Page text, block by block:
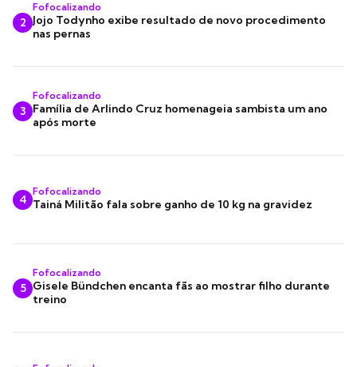
2
Fofocalizando
Jojo Todynho exibe resultado de novo procedimento
nas pernas
3
Fofocalizando
Família de Arlindo Cruz homenageia sambista um ano
após morte
4
Fofocalizando
Tainá Militão fala sobre ganho de 10 kg na gravidez
5
Fofocalizando
Gisele Bündchen encanta fãs ao mostrar filho durante
treino